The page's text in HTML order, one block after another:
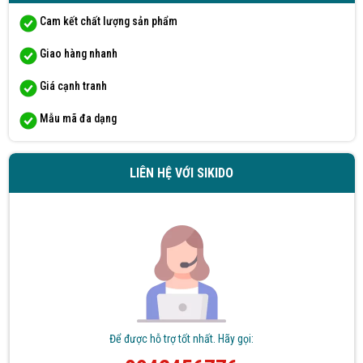
Lê Ngọc Hoàng Yến đã mua sản phẩm sàn gỗ tự nhiên
Hồ Thị Anh Thư đã mua sản phẩm sàn gỗ tự nhiên
Văn Thị Mỹ Linh đã mua sản phẩm sàn gỗ tự nhiên
Trần Xuân Hóa đã mua sản phẩm sàn gỗ tự nhiên
Nguyễn Thị Duy Linh đã mua sản phẩm sàn gỗ tự nhiên
Hoàng Mạnh Tuấn đã mua sản phẩm sàn gỗ tự nhiên
Nguyễn Thị Phương đã mua sản phẩm sàn gỗ tự nhiên
Ngô Thị Mỹ Giang đã mua sản phẩm sàn gỗ tự nhiên
Cam kết chất lượng sản phẩm
Giao hàng nhanh
Giá cạnh tranh
Mẫu mã đa dạng
LIÊN HỆ VỚI SIKIDO
Để được hỗ trợ tốt nhất. Hãy gọi: